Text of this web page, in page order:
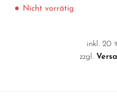
Nicht vorrätig
inkl. 20
zzgl.